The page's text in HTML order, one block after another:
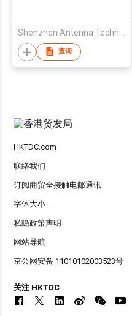
查询
HKTDC.com
联络我们
订阅商贸全接触电邮通讯
字体大小
私隐政策声明
网站导航
京公网安备 11010102003523号
关注 HKTDC